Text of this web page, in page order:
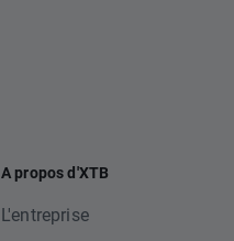
A propos d'XTB
L'entreprise